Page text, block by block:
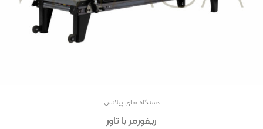
دستگاه های پیلاتس
ریفورمر با تاور